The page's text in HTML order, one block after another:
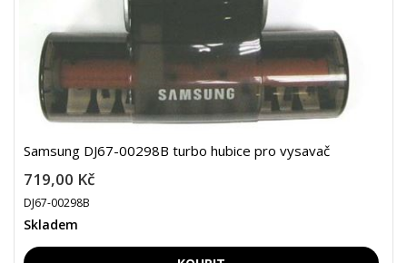
Samsung DJ67-00298B turbo hubice pro vysavač
719,00 Kč
DJ67-00298B
Skladem